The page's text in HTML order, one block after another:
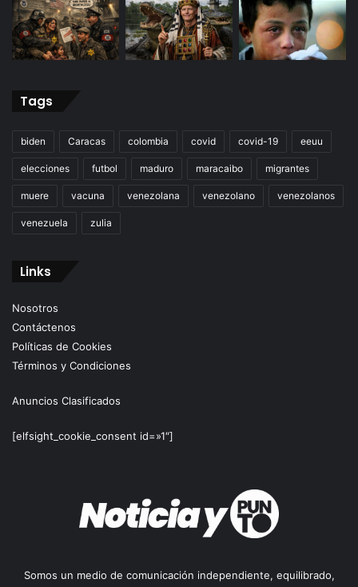
Tags
biden Caracas colombia covid covid-19 eeuu
elecciones futbol maduro maracaibo migrantes
muere vacuna venezolana venezolano venezolanos
venezuela zulia
Links
Nosotros
Contáctenos
Políticas de Cookies
Términos y Condiciones
Anuncios Clasificados
[elfsight_cookie_consent id=»1″]
Somos un medio de comunicación independiente, equilibrado,